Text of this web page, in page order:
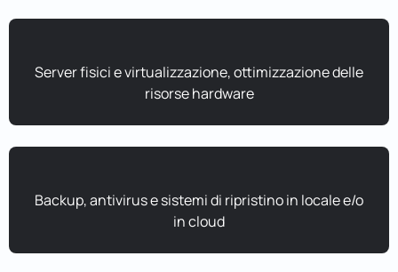
Server fisici e virtualizzazione, ottimizzazione delle
risorse hardware
Backup, antivirus e sistemi di ripristino in locale e/o
in cloud